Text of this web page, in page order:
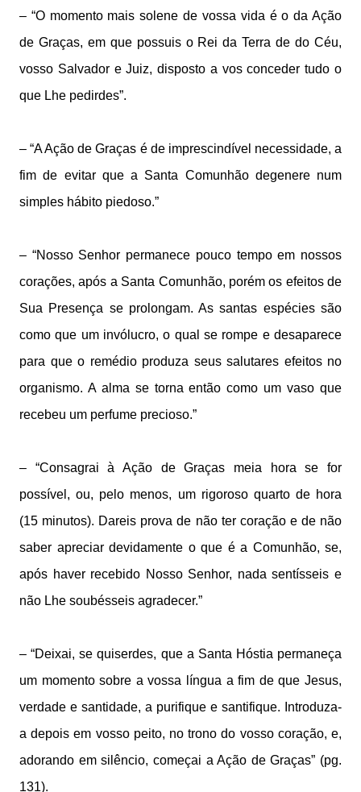
– “O momento mais solene de vossa vida é o da Ação
de Graças, em que possuis o Rei da Terra de do Céu,
vosso Salvador e Juiz, disposto a vos conceder tudo o
que Lhe pedirdes”.
– “A Ação de Graças é de imprescindível necessidade, a
fim de evitar que a Santa Comunhão degenere num
simples hábito piedoso.”
– “Nosso Senhor permanece pouco tempo em nossos
corações, após a Santa Comunhão, porém os efeitos de
Sua Presença se prolongam. As santas espécies são
como que um invólucro, o qual se rompe e desaparece
para que o remédio produza seus salutares efeitos no
organismo. A alma se torna então como um vaso que
recebeu um perfume precioso.”
– “Consagrai à Ação de Graças meia hora se for
possível, ou, pelo menos, um rigoroso quarto de hora
(15 minutos). Dareis prova de não ter coração e de não
saber apreciar devidamente o que é a Comunhão, se,
após haver recebido Nosso Senhor, nada sentísseis e
não Lhe soubésseis agradecer.”
– “Deixai, se quiserdes, que a Santa Hóstia permaneça
um momento sobre a vossa língua a fim de que Jesus,
verdade e santidade, a purifique e santifique. Introduza-
a depois em vosso peito, no trono do vosso coração, e,
adorando em silêncio, começai a Ação de Graças” (pg.
131).